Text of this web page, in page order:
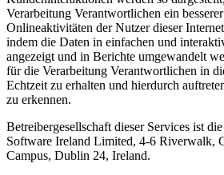
Verarbeitung Verantwortlichen ein
Onlineaktivitäten der Nutzer dieser
indem die Daten in einfachen und
angezeigt und in Berichte umgewandelt
für die Verarbeitung Verantwortlichen in
Echtzeit zu erhalten und hierdurch
zu erkennen.
Betreibergesellschaft dieser Services ist
Software Ireland Limited, 4-6 Riverwalk,
Campus, Dublin 24, Ireland.